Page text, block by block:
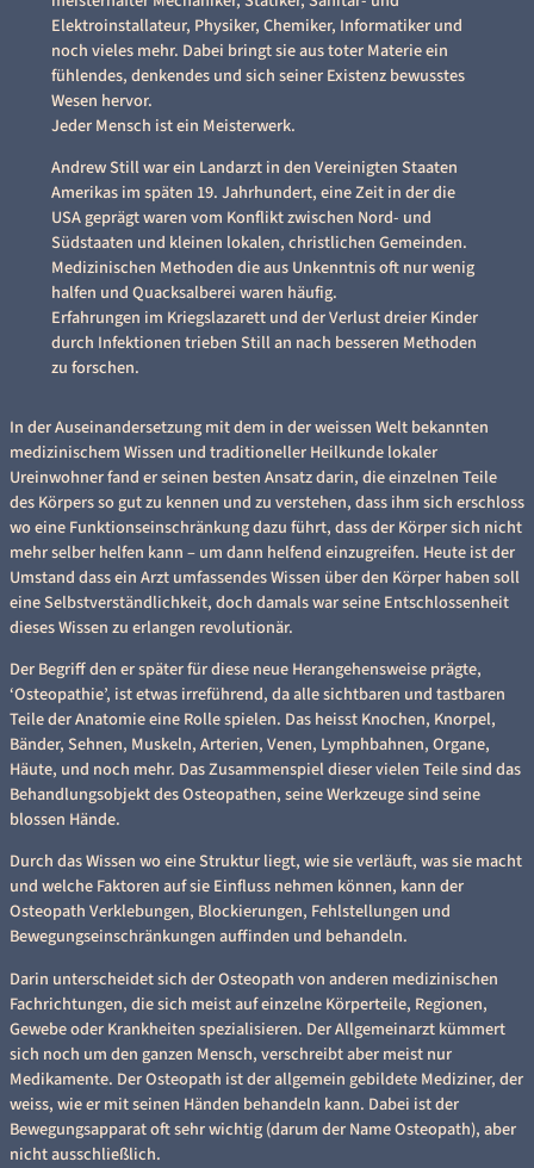
Elektroinstallateur, Physiker, Chemiker, Informatiker und
noch vieles mehr. Dabei bringt sie aus toter Materie ein
fühlendes, denkendes und sich seiner Existenz bewusstes
Wesen hervor.
Jeder Mensch ist ein Meisterwerk.
Andrew Still war ein Landarzt in den Vereinigten Staaten
Amerikas im späten 19. Jahrhundert, eine Zeit in der die
USA geprägt waren vom Konflikt zwischen Nord- und
Südstaaten und kleinen lokalen, christlichen Gemeinden.
Medizinischen Methoden die aus Unkenntnis oft nur wenig
halfen und Quacksalberei waren häufig.
Erfahrungen im Kriegslazarett und der Verlust dreier Kinder
durch Infektionen trieben Still an nach besseren Methoden
zu forschen.
In der Auseinandersetzung mit dem in der weissen Welt bekannten
medizinischem Wissen und traditioneller Heilkunde lokaler
Ureinwohner fand er seinen besten Ansatz darin, die einzelnen Teile
des Körpers so gut zu kennen und zu verstehen, dass ihm sich erschloss
wo eine Funktionseinschränkung dazu führt, dass der Körper sich nicht
mehr selber helfen kann – um dann helfend einzugreifen. Heute ist der
Umstand dass ein Arzt umfassendes Wissen über den Körper haben soll
eine Selbstverständlichkeit, doch damals war seine Entschlossenheit
dieses Wissen zu erlangen revolutionär.
Der Begriff den er später für diese neue Herangehensweise prägte,
‘Osteopathie’, ist etwas irreführend, da alle sichtbaren und tastbaren
Teile der Anatomie eine Rolle spielen. Das heisst Knochen, Knorpel,
Bänder, Sehnen, Muskeln, Arterien, Venen, Lymphbahnen, Organe,
Häute, und noch mehr. Das Zusammenspiel dieser vielen Teile sind das
Behandlungsobjekt des Osteopathen, seine Werkzeuge sind seine
blossen Hände.
Durch das Wissen wo eine Struktur liegt, wie sie verläuft, was sie macht
und welche Faktoren auf sie Einfluss nehmen können, kann der
Osteopath Verklebungen, Blockierungen, Fehlstellungen und
Bewegungseinschränkungen auffinden und behandeln.
Darin unterscheidet sich der Osteopath von anderen medizinischen
Fachrichtungen, die sich meist auf einzelne Körperteile, Regionen,
Gewebe oder Krankheiten spezialisieren. Der Allgemeinarzt kümmert
sich noch um den ganzen Mensch, verschreibt aber meist nur
Medikamente. Der Osteopath ist der allgemein gebildete Mediziner, der
weiss, wie er mit seinen Händen behandeln kann. Dabei ist der
Bewegungsapparat oft sehr wichtig (darum der Name Osteopath), aber
nicht ausschließlich.